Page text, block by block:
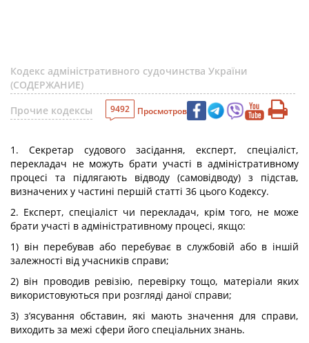
Кодекс адміністративного судочинства України
(СОДЕРЖАНИЕ)
Прочие кодексы
9492 Просмотров
1. Секретар судового засідання, експерт, спеціаліст,
перекладач не можуть брати участі в адміністративному
процесі та підлягають відводу (самовідводу) з підстав,
визначених у частині першій статті 36 цього Кодексу.
2. Експерт, спеціаліст чи перекладач, крім того, не може
брати участі в адміністративному процесі, якщо:
1) він перебував або перебуває в службовій або в іншій
залежності від учасників справи;
2) він проводив ревізію, перевірку тощо, матеріали яких
використовуються при розгляді даної справи;
3) з’ясування обставин, які мають значення для справи,
виходить за межі сфери його спеціальних знань.